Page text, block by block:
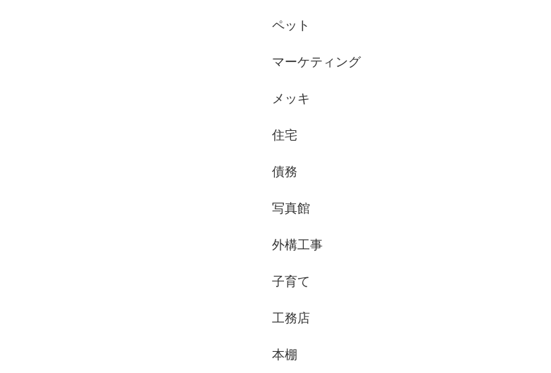
ペット
マーケティング
メッキ
住宅
債務
写真館
外構工事
子育て
工務店
本棚